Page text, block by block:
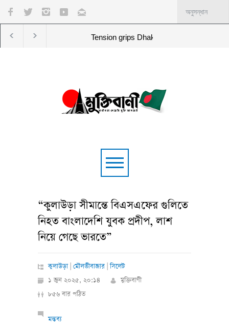
Tension grips Dhaka College after
“কুলাউড়া সীমান্তে বিএসএফের গুলিতে
নিহত বাংলাদেশি যুবক প্রদীপ, লাশ
নিয়ে গেছে ভারতে”
কুলাউড়া| মৌলভীবাজার |সিলেট
১ জুন ২০২৫, ২০:১৪
মুক্তিবাণী
৮৫৬ বার পঠিত
মন্তব্য